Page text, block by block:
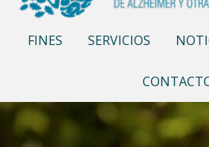
FINES SERVICIOS